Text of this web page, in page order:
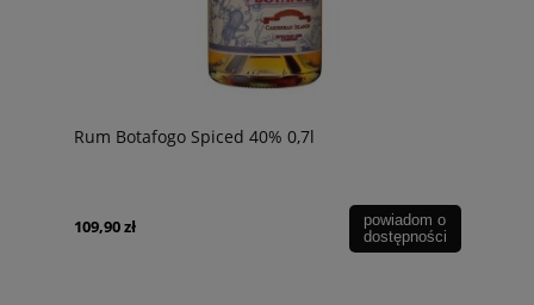
Rum Botafogo Spiced 40% 0,7l
109,90 zł
powiadom o
dostępności